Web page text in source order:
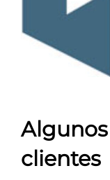
clientes